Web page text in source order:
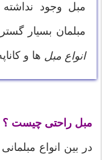
مبل وجود
مبلمان بسیار
انواع مبل ها و
مبل راحتی چیست ؟
در بین انواع